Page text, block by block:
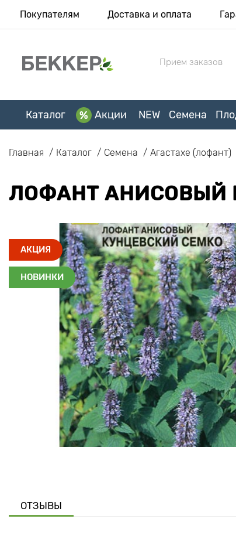
Покупателям Доставка и оплата
Прием заказов
Каталог Акции NEW Семена
Главная Каталог Семена Агастахе (лофант)
ЛОФАНТ АНИСОВЫЙ
АКЦИЯ
НОВИНКИ
ОТЗЫВЫ